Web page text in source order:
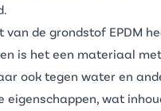
van de grondstof EPDM
is het een materiaal
ook tegen water en
eigenschappen, wat